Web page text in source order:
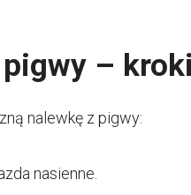
– kroki
nalewkę z pigwy:
nasienne.